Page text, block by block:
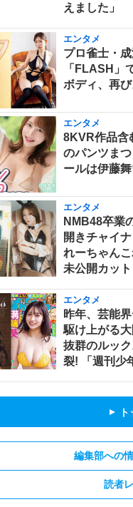
えました」
エンタメ
プロ雀士・
「FLASH」
ボディ、再
エンタメ
8KVR作品含
のパンツま
ールは伊藤
エンタメ
NMB48卒業
開きチャイ
れーちゃん
未公開カッ
エンタメ
昨年、芸能
駆け上がる
抜群のルッ
裂! 「週刊少
▲
編集部への
読者